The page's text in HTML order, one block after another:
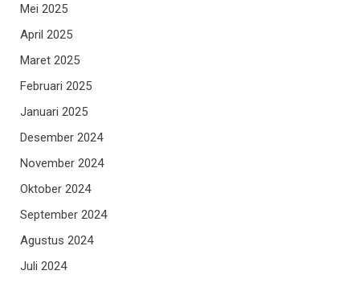
Mei 2025
April 2025
Maret 2025
Februari 2025
Januari 2025
Desember 2024
November 2024
Oktober 2024
September 2024
Agustus 2024
Juli 2024